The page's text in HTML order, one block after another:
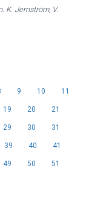
K. Jernström, V.
9 10 11
19 20 21
29 30 31
39 40 41
49 50 51